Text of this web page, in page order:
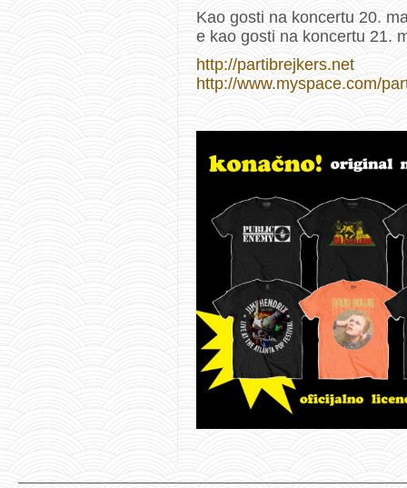
Kao gosti na koncertu 20.
e kao gosti na koncertu 21.
http://partibrejkers.net
http://www.myspace.com/